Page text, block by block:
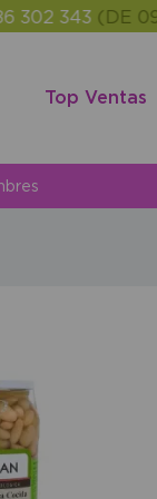
(DE 09:00 A
Top Ventas